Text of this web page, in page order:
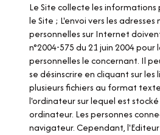
Le Site collecte les
le Site ; L'envoi vers les
personnelles sur Internet
n°2004-575 du 21 juin 2004
personnelles le concernant. Il
se désinscrire en cliquant sur
plusieurs fichiers au format
l'ordinateur sur lequel est
ordinateur. Les personnes
navigateur. Cependant,